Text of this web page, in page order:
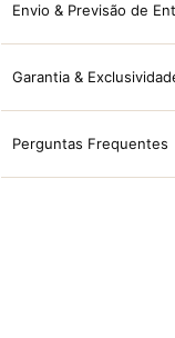
Envio & Previsão de
Garantia &
Perguntas Frequentes